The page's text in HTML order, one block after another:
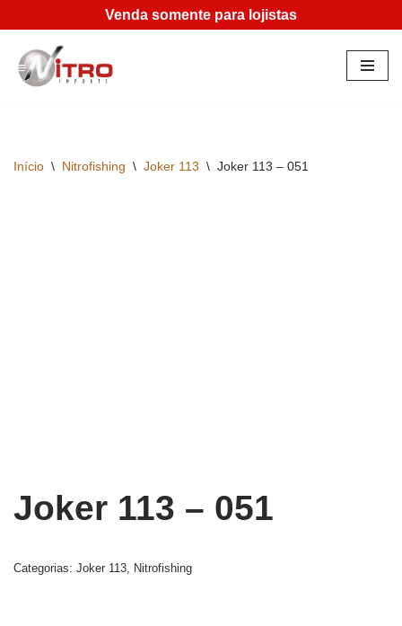
Pular
para
Venda somente para lojistas
Início \ Nitrofishing \ Joker 113 \ Joker 113 – 051
Joker 113 – 051
Categorias: Joker 113, Nitrofishing